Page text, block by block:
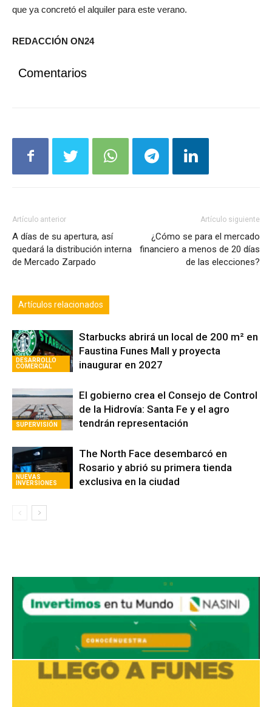
que ya concretó el alquiler para este verano.
REDACCIÓN ON24
Comentarios
Artículo anterior
A días de su apertura, así
quedará la distribución interna
de Mercado Zarpado
Artículo siguiente
¿Cómo se para el mercado
financiero a menos de 20 días
de las elecciones?
Artículos relacionados
DESARROLLO
COMERCIAL
Starbucks abrirá un local de 200 m² en
Faustina Funes Mall y proyecta
inaugurar en 2027
SUPERVISIÓN
El gobierno crea el Consejo de Control
de la Hidrovía: Santa Fe y el agro
tendrán representación
NUEVAS
INVERSIONES
The North Face desembarcó en
Rosario y abrió su primera tienda
exclusiva en la ciudad